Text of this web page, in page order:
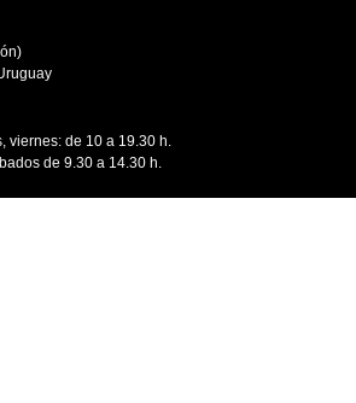
viernes: de 10 a 19.30 h.
de 9.30 a 14.30 h.